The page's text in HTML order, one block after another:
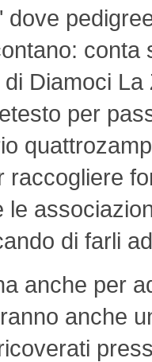
dove
conta
Diamoci
per
raccogliere
le
di farli
anche per
anche